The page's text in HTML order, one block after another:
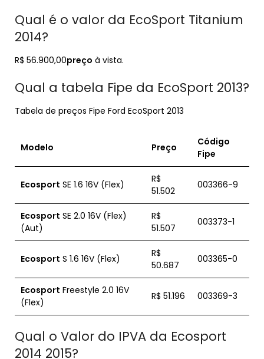
Qual é o valor da EcoSport Titanium
2014?
R$ 56.900,00preço à vista.
Qual a tabela Fipe da EcoSport 2013?
Tabela de preços Fipe Ford EcoSport 2013
Modelo Preço
Código
Fipe
Ecosport SE 1.6 16V (Flex)
R$
51.502
003366-9
Ecosport SE 2.0 16V (Flex)
(Aut)
R$
51.507
003373-1
Ecosport S 1.6 16V (Flex)
R$
50.687
003365-0
Ecosport Freestyle 2.0 16V
(Flex)
R$ 51.196 003369-3
Qual o Valor do IPVA da Ecosport
2014 2015?